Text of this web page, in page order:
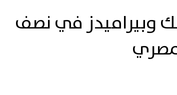
وبيراميدز في نصف